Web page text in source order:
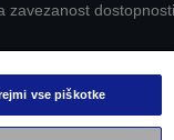
zavezanost dostopnosti
© 2026 Seiko
vse piškotke